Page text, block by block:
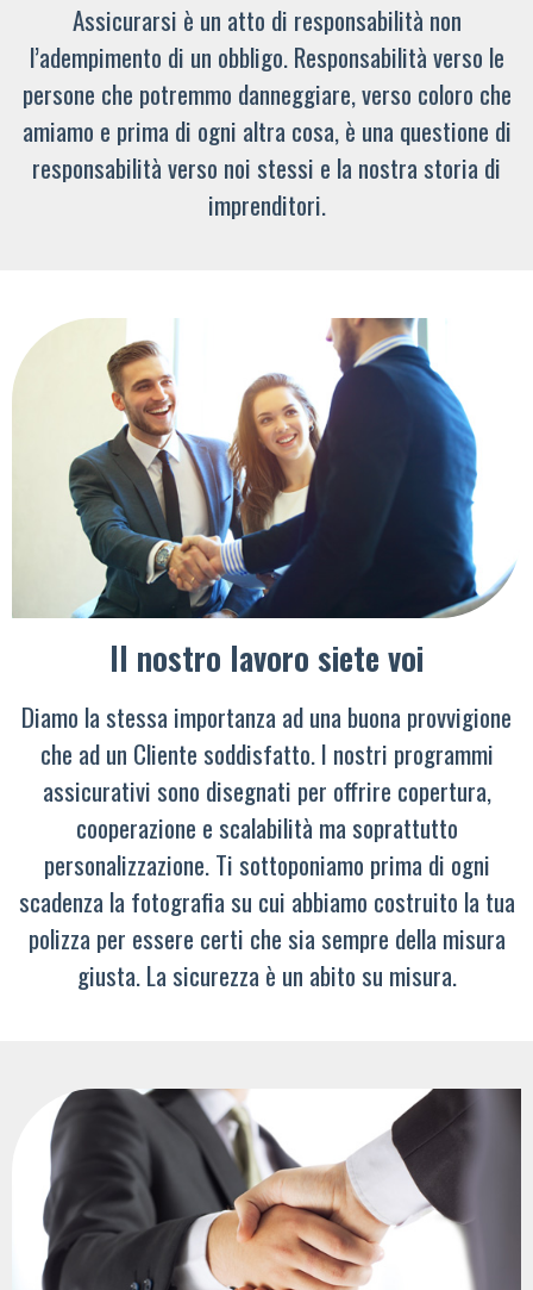
Assicurarsi è un atto di responsabilità non
l’adempimento di un obbligo. Responsabilità verso le
persone che potremmo danneggiare, verso coloro che
amiamo e prima di ogni altra cosa, è una questione di
responsabilità verso noi stessi e la nostra storia di
imprenditori.
Il nostro lavoro siete voi
Diamo la stessa importanza ad una buona provvigione
che ad un Cliente soddisfatto. I nostri programmi
assicurativi sono disegnati per offrire copertura,
cooperazione e scalabilità ma soprattutto
personalizzazione. Ti sottoponiamo prima di ogni
scadenza la fotografia su cui abbiamo costruito la tua
polizza per essere certi che sia sempre della misura
giusta. La sicurezza è un abito su misura.